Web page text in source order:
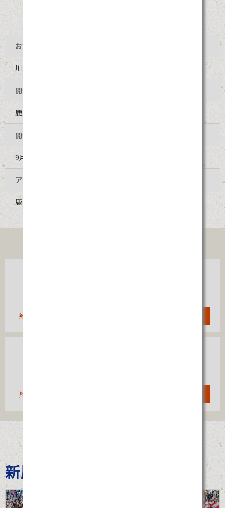
お祭り名
川内大綱引き
開催地
鹿児島県薩摩川内市 向田本通り
開催時期
9月22日（毎年同日程）
アクセス
鹿児島空港からバスで約1時間20分
約1時間50分
約1時間10分
新居浜太鼓祭り